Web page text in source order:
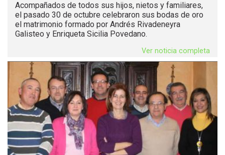
Acompañados de todos sus hijos, nietos y familiares,
el pasado 30 de octubre celebraron sus bodas de oro
el matrimonio formado por Andrés Rivadeneyra
Galisteo y Enriqueta Sicilia Povedano.
Ver noticia completa